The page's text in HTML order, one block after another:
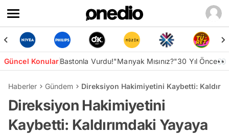
Güncel KonularBastonla Vurdu!"Manyak Mısınız?"30 Yıl Önce👀
Haberler Gündem Direksiyon Hakimiyetini Kaybetti:
Direksiyon Hakimiyetini
Kaybetti: Kaldırımdaki Yayaya